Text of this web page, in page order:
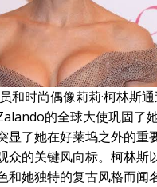
和时尚偶像莉莉·柯林斯
的全球大使巩固了
显了她在好莱坞之外的重
众的关键风向标。柯林斯
和她独特的复古风格而闻